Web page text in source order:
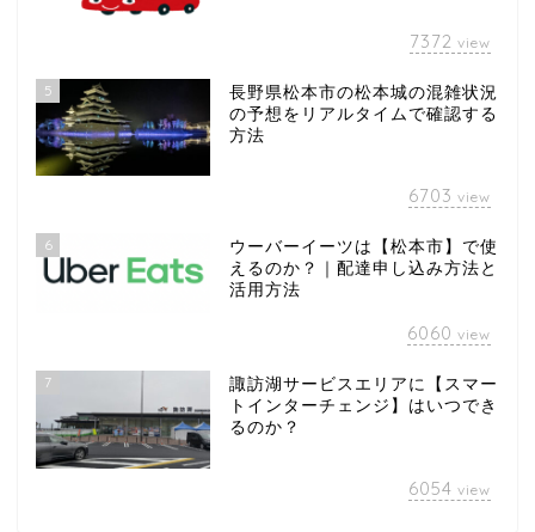
7372 view
5
長野県松本市の松本城の混雑状況
の予想をリアルタイムで確認する
方法
6703 view
6
ウーバーイーツは【松本市】で使
えるのか？｜配達申し込み方法と
活用方法
6060 view
7
諏訪湖サービスエリアに【スマー
トインターチェンジ】はいつでき
るのか？
6054 view